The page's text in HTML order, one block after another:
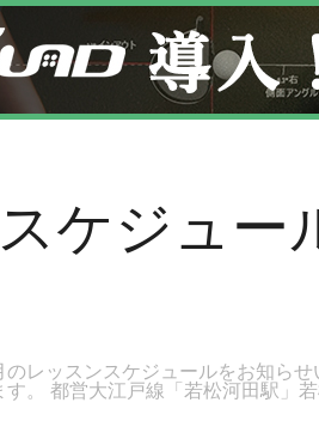
ケジュー
レッスンスケジュールをお知ら
。 都営大江戸線「若松河田駅」